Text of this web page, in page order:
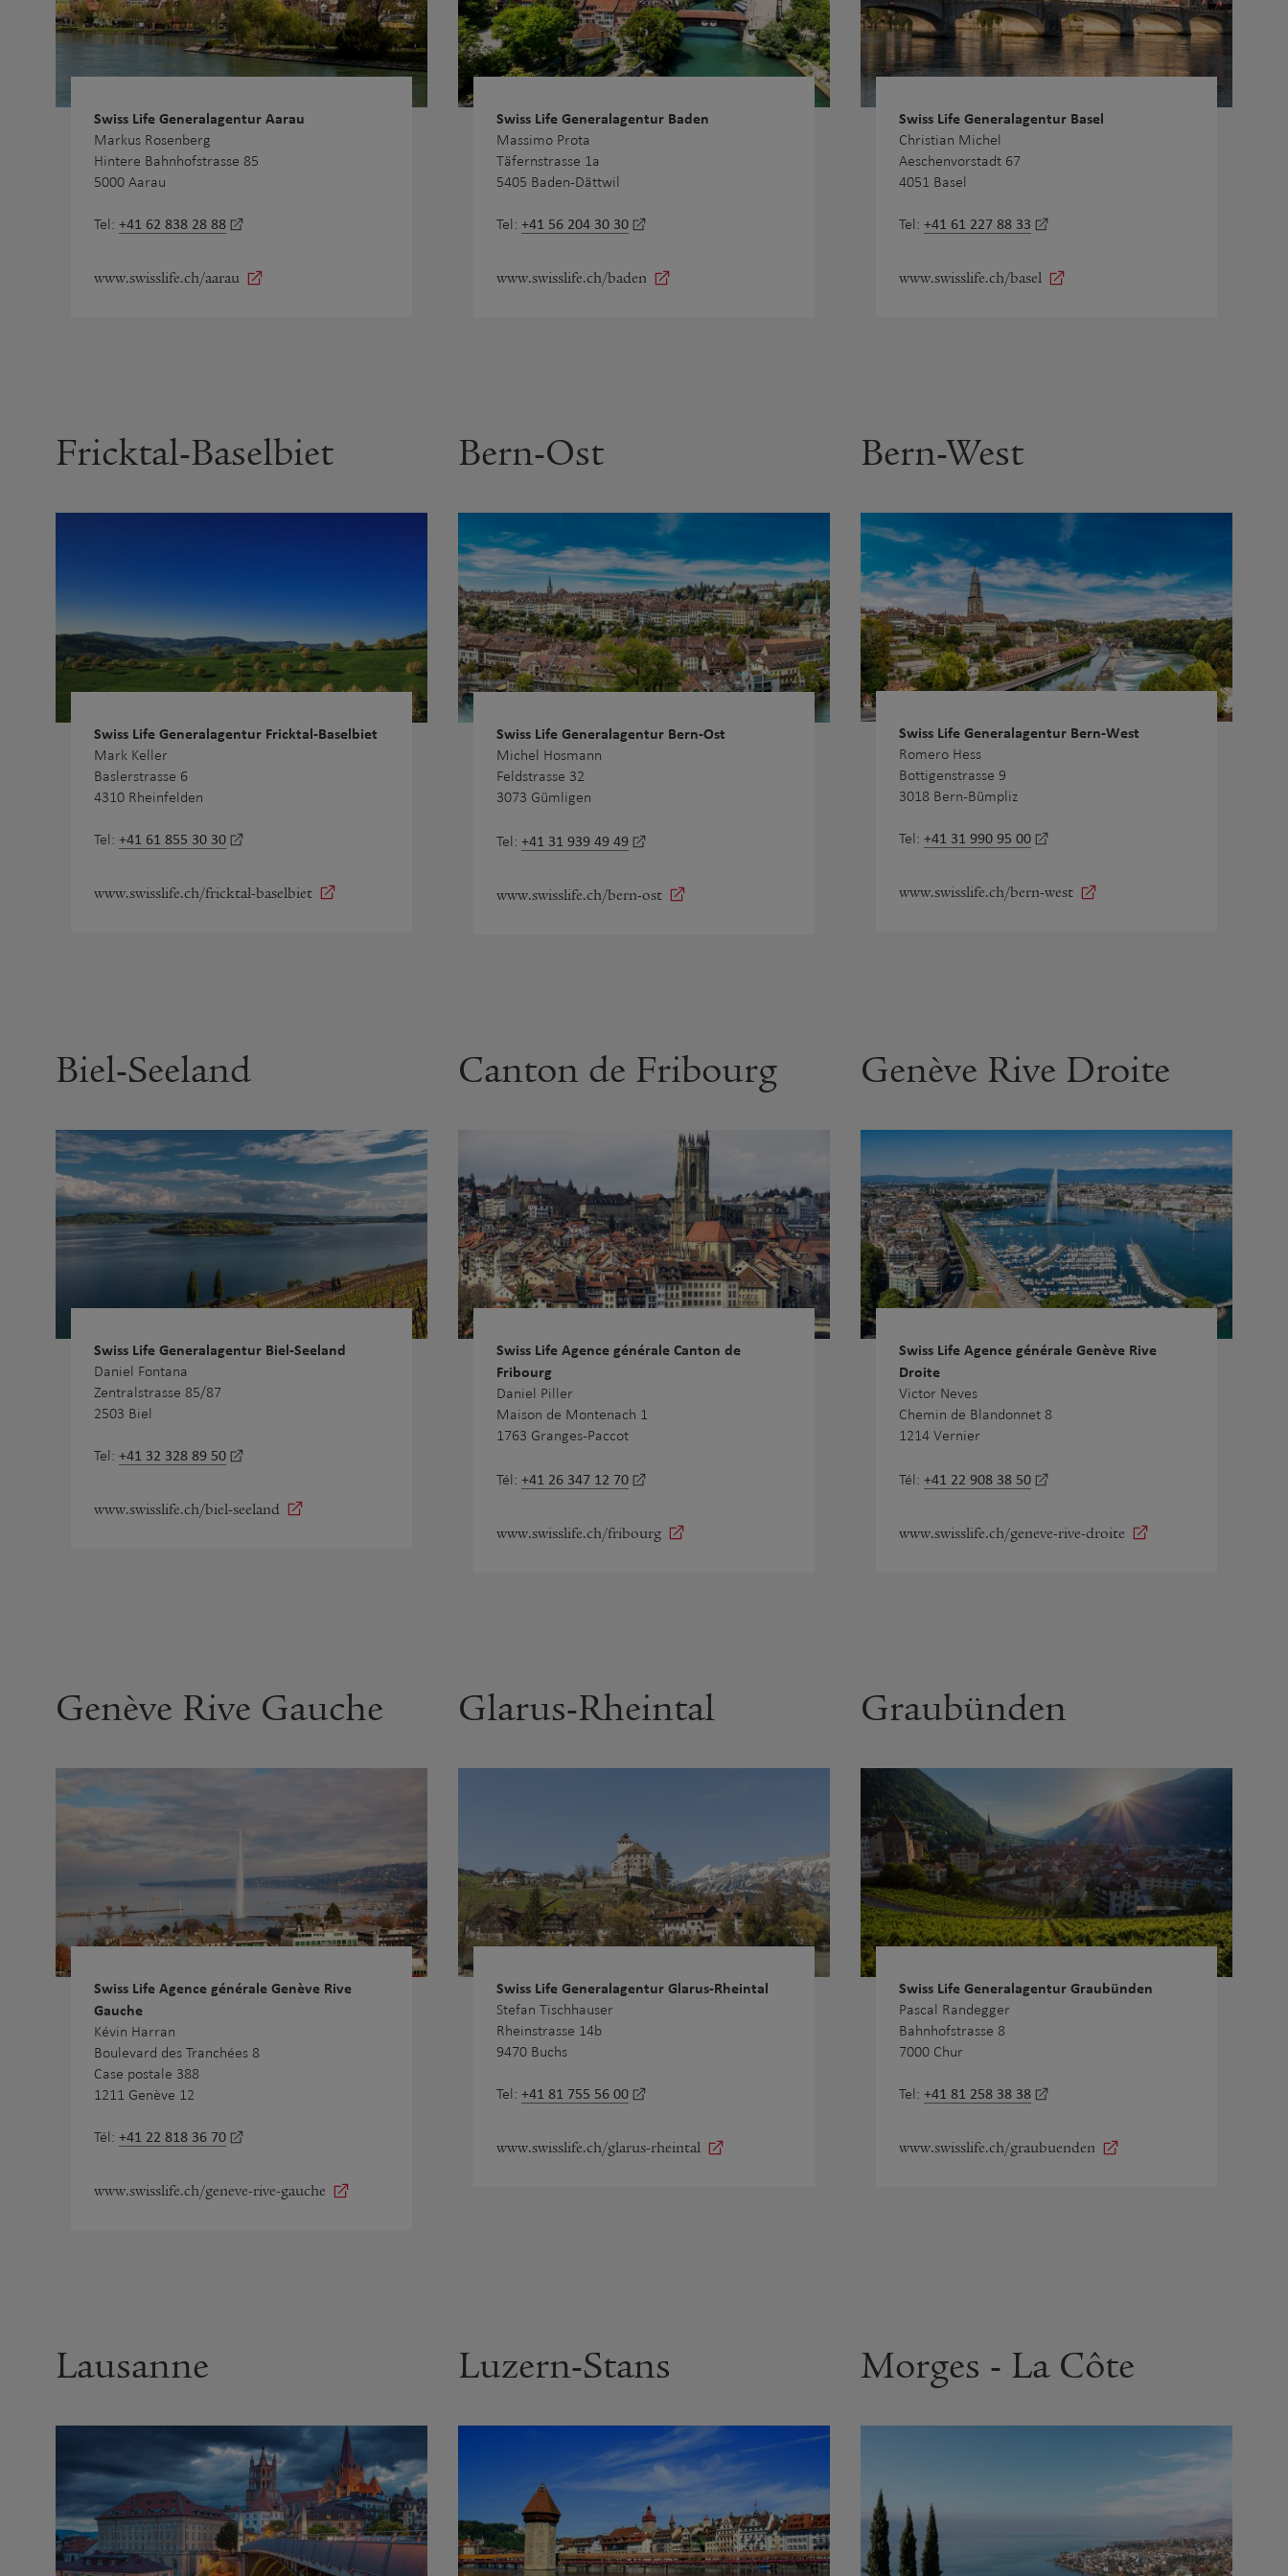
Swiss Life Generalagentur Aarau
Markus Rosenberg
Hintere Bahnhofstrasse 85
5000 Aarau
Tel: +41 62 838 28 88
www.swisslife.ch/aarau
Swiss Life Generalagentur Baden
Massimo Prota
Täfernstrasse 1a
5405 Baden-Dättwil
Tel: +41 56 204 30 30
www.swisslife.ch/baden
Swiss Life Generalagentur Basel
Christian Michel
Aeschenvorstadt 67
4051 Basel
Tel: +41 61 227 88 33
www.swisslife.ch/basel
Fricktal-Baselbiet
Swiss Life Generalagentur Fricktal-Baselbiet
Mark Keller
Baslerstrasse 6
4310 Rheinfelden
Tel: +41 61 855 30 30
www.swisslife.ch/fricktal-baselbiet
Bern-Ost
Swiss Life Generalagentur Bern-Ost
Michel Hosmann
Feldstrasse 32
3073 Gümligen
Tel: +41 31 939 49 49
www.swisslife.ch/bern-ost
Bern-West
Swiss Life Generalagentur Bern-West
Romero Hess
Bottigenstrasse 9
3018 Bern-Bümpliz
Tel: +41 31 990 95 00
www.swisslife.ch/bern-west
Biel-Seeland
Swiss Life Generalagentur Biel-Seeland
Daniel Fontana
Zentralstrasse 85/87
2503 Biel
Tel: +41 32 328 89 50
www.swisslife.ch/biel-seeland
Canton de Fribourg
Swiss Life Agence générale Canton de
Fribourg
Daniel Piller
Maison de Montenach 1
1763 Granges-Paccot
Tél: +41 26 347 12 70
www.swisslife.ch/fribourg
Genève Rive Droite
Swiss Life Agence générale Genève Rive
Droite
Victor Neves
Chemin de Blandonnet 8
1214 Vernier
Tél: +41 22 908 38 50
www.swisslife.ch/geneve-rive-droite
Genève Rive Gauche
Swiss Life Agence générale Genève Rive
Gauche
Kévin Harran
Boulevard des Tranchées 8
Case postale 388
1211 Genève 12
Tél: +41 22 818 36 70
www.swisslife.ch/geneve-rive-gauche
Glarus-Rheintal
Swiss Life Generalagentur Glarus-Rheintal
Stefan Tischhauser
Rheinstrasse 14b
9470 Buchs
Tel: +41 81 755 56 00
www.swisslife.ch/glarus-rheintal
Graubünden
Swiss Life Generalagentur Graubünden
Pascal Randegger
Bahnhofstrasse 8
7000 Chur
Tel: +41 81 258 38 38
www.swisslife.ch/graubuenden
Lausanne Luzern-Stans Morges - La Côte